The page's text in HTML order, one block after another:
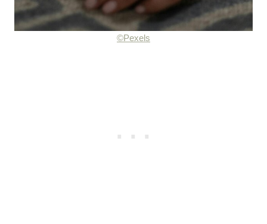
©Pexels